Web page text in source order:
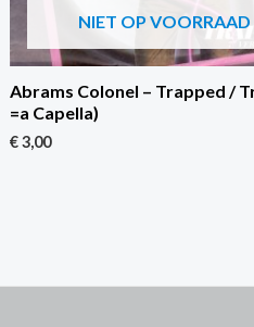
NIET OP VOORRAAD
Abrams Colonel – Trapped /
=a Capella)
€3,00